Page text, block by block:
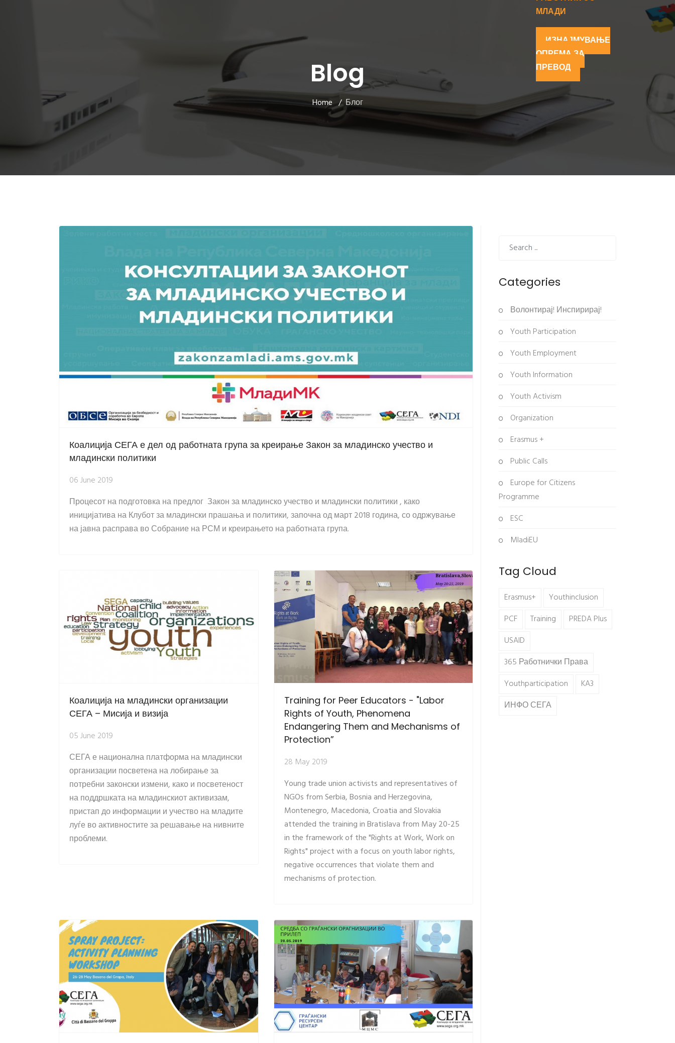
МЛАДИ
ИЗНАЈМУВАЊЕ
ОПРЕМА ЗА
ПРЕВОД
Blog
Home Блог
Коалиција СЕГА е дел од работната група за креирање Закон за младинско учество и
младински политики
06 June 2019
Процесот на подготовка на предлог Закон за младинско учество и младински политики , како
иницијатива на Клубот за младински прашања и политики, започна од март 2018 година, со одржување
на јавна расправа во Собрание на РСМ и креирањето на работната група.
Коалиција на младински организации
СЕГА – Мисија и визија
05 June 2019
СЕГА е национална платформа на младински
организации посветена на лобирање за
потребни законски измени, како и посветеност
на поддршката на младинскиот активизам,
пристап до информации и учество на младите
луѓе во активностите за решавање на нивните
проблеми.
Training for Peer Educators - "Labor
Rights of Youth, Phenomena
Endangering Them and Mechanisms of
Protection”
28 May 2019
Young trade union activists and representatives of
NGOs from Serbia, Bosnia and Herzegovina,
Montenegro, Macedonia, Croatia and Slovakia
attended the training in Bratislava from May 20-25
in the framework of the "Rights at Work, Work on
Rights" project with a focus on youth labor rights,
negative occurrences that violate them and
mechanisms of protection.
Categories
Волонтирај! Инспирирај!
Youth Participation
Youth Employment
Youth Information
Youth Activism
Organization
Erasmus +
Public Calls
Europe for Citizens
Programme
ESC
MladiEU
Tag Cloud
Erasmus+
Youthinclusion
PCF
Training
PREDA Plus
USAID
365 Работнички Права
Youthparticipation
KA3
ИНФО СЕГА